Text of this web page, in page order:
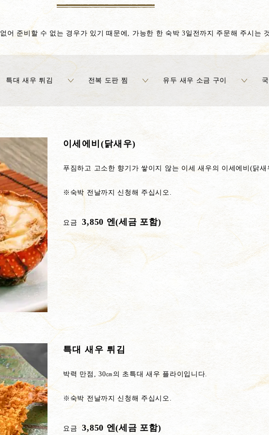
어 준비할 수 없는 경우가 있기 때문에, 가능한 한 숙박 3일전까지 주문해 주시는
특대 새우 튀김 전복 도판 찜 유두 새우 소금 구이
이세에비(닭새우)
푸짐하고 고소한 향기가 쌓이지 않는 이세 새우의 이세에비(닭새
※숙박 전날까지 신청해 주십시오.
요금 3,850 엔(세금 포함)
특대 새우 튀김
박력 만점, 30㎝의 초특대 새우 플라이입니다.
※숙박 전날까지 신청해 주십시오.
요금 3,850 엔(세금 포함)